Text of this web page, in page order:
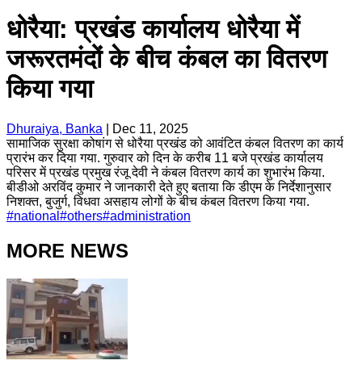
धोरैया: प्रखंड कार्यालय धोरैया में
जरूरतमंदों के बीच कंबल का वितरण
किया गया
Dhuraiya, Banka
Dec 11, 2025
सामाजिक सुरक्षा कोषांग से धोरैया प्रखंड को आवंटित कंबल वितरण का कार्य
प्रारंभ कर दिया गया. गुरुवार को दिन के करीब 11 बजे प्रखंड कार्यालय
परिसर में प्रखंड प्रमुख रंजू देवी ने कंबल वितरण कार्य का शुभारंभ किया.
बीडीओ अरविंद कुमार ने जानकारी देते हुए बताया कि डीएम के निर्देशानुसार
निशक्त, बुजुर्ग, विधवा असहाय लोगों के बीच कंबल वितरण किया गया.
#national #others#administration
MORE NEWS